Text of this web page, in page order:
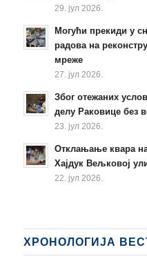
29. јул 2026.
Могући прекиди у
радова на
мреже
27. јул 2026.
Због отежаних
делу Раковице без
23. јул 2026.
Отклањање квара
Хајдук Вељковој
22. јул 2026.
ХРОНОЛОГИЈА